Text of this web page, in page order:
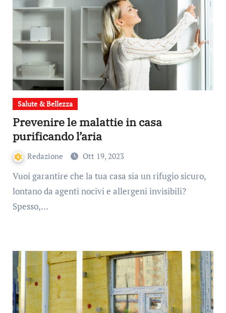
Salute & Bellezza
Prevenire le malattie in casa
purificando l’aria
Redazione Ott 19, 2023
Vuoi garantire che la tua casa sia un rifugio sicuro,
lontano da agenti nocivi e allergeni invisibili?
Spesso,…